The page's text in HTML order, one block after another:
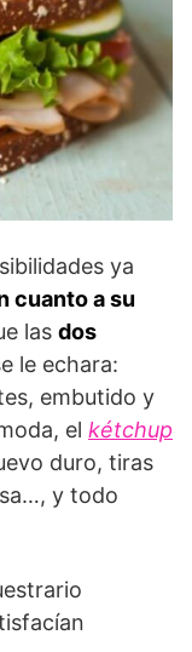
ya
cuanto a su
las dos
le echara:
embutido y
el kétchup
duro, tiras
y todo